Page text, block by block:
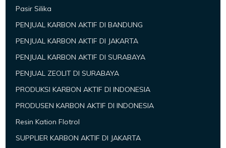
Pasir Silika
PENJUAL KARBON AKTIF DI BANDUNG
PENJUAL KARBON AKTIF DI JAKARTA
PENJUAL KARBON AKTIF DI SURABAYA
PENJUAL ZEOLIT DI SURABAYA
PRODUKSI KARBON AKTIF DI INDONESIA
PRODUSEN KARBON AKTIF DI INDONESIA
Resin Kation Flotrol
SUPPLIER KARBON AKTIF DI JAKARTA